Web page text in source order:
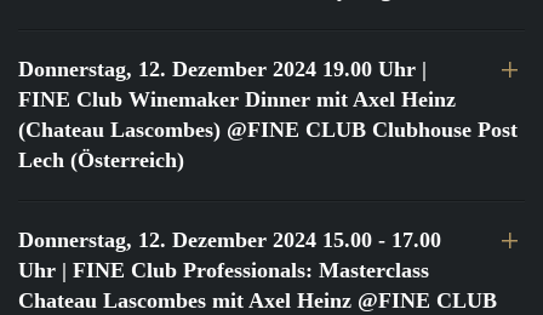
Donnerstag, 12. Dezember 2024 19.00 Uhr |
FINE Club Winemaker Dinner mit Axel Heinz
(Chateau Lascombes) @FINE CLUB Clubhouse Post
Lech (Österreich)
Donnerstag, 12. Dezember 2024 15.00 - 17.00
Uhr | FINE Club Professionals: Masterclass
Chateau Lascombes mit Axel Heinz @FINE CLUB